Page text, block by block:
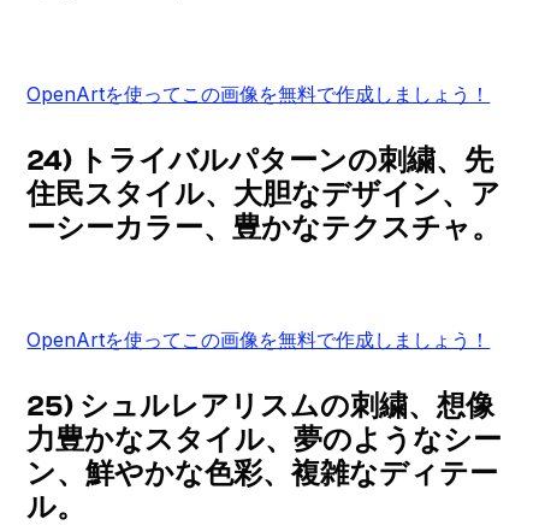
OpenArtを使ってこの画像を無料で作成しましょう！
24) トライバルパターンの刺繍、先
住民スタイル、大胆なデザイン、ア
ーシーカラー、豊かなテクスチャ。
OpenArtを使ってこの画像を無料で作成しましょう！
25) シュルレアリスムの刺繍、想像
力豊かなスタイル、夢のようなシー
ン、鮮やかな色彩、複雑なディテー
ル。